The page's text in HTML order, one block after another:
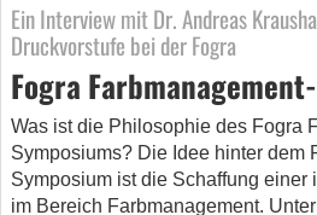
Ein Interview mit Dr. Andreas
Druckvorstufe bei der Fogra
Fogra
Was ist die Philosophie des Fogra
Symposiums? Die Idee hinter dem
Symposium ist die Schaffung einer
im Bereich Farbmanagement.